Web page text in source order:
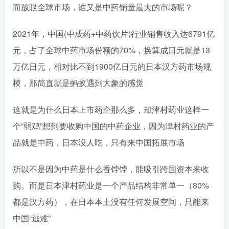
而放眼全球市场，谁又是中药销量最大的市场呢？
2021年，中国(中成药+中药饮片)行业销售收入达6791亿
元，占了全球中药市场份额的70%，换算成日元就是13
万亿日元，相对比不到1900亿日元的日本汉方药市场规
模，那简直就是蚂蚁遇到大象的感觉
这就是为什么日本上市药企那么多，却津村药业这样一
个“弱鸡”想到要收购中国的中药企业，因为津村药业的产
品就是中药，日本没人吃，只有来中国拓展市场
所以不是因为中药是什么香饽饽，能吸引跨国资本来收
购。而是日本津村药业是一个产品结构非常单一（80%
都是汉方药），在日本本土没有任何发展空间，只能来
中国“逃难”